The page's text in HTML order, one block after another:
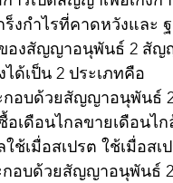
งกำไรที่คาดหวังและ
องสัญญาอนุพันธ์ 2 สัญ
ด้เป็น 2 ประเภทคือ
ะกอบด้วยสัญญาอนุพัน
อเดือนไกลขายเดือนไ
ช้เมื่อสเปรต ใช้เมื่อสเ
กอบด้วยสัญญาอนุพัน